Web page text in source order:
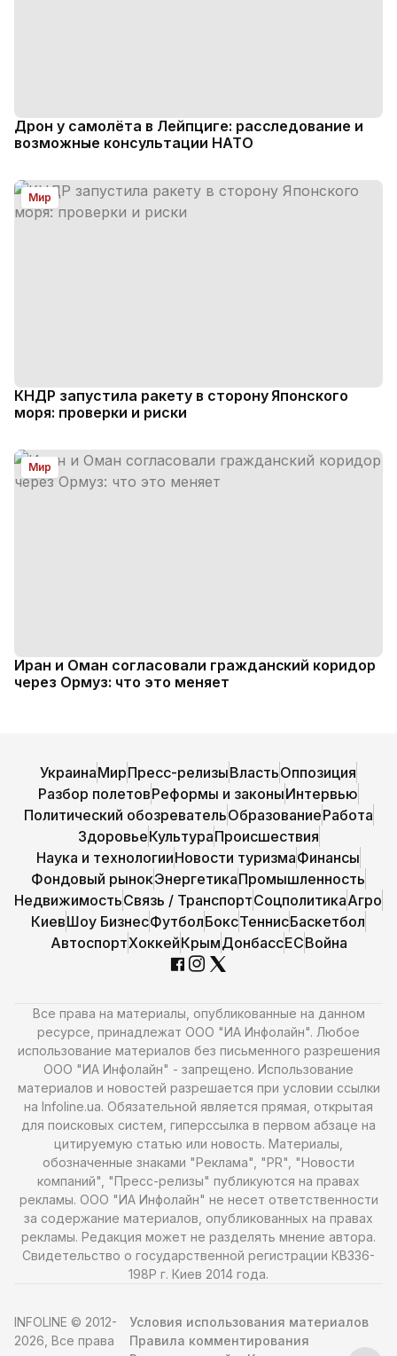
Дрон у самолёта в Лейпциге: расследование и
возможные консультации НАТО
Мир
КНДР запустила ракету в сторону Японского
моря: проверки и риски
Мир
Иран и Оман согласовали гражданский коридор
через Ормуз: что это меняет
УкраинаМирПресс-релизыВластьОппозиция
Разбор полетовРеформы и законыИнтервью
Политический обозревательОбразованиеРабота
ЗдоровьеКультураПроисшествия
Наука и технологииНовости туризмаФинансы
Фондовый рынокЭнергетикаПромышленность
НедвижимостьСвязь / ТранспортСоцполитикаАгро
КиевШоу БизнесФутболБоксТеннисБаскетбол
АвтоспортХоккейКрымДонбассЕСВойна
Все права на материалы, опубликованные на данном
ресурсе, принадлежат ООО "ИА Инфолайн". Любое
использование материалов без письменного разрешения
ООО "ИА Инфолайн" - запрещено. Использование
материалов и новостей разрешается при условии ссылки
на Infoline.ua. Обязательной является прямая, открытая
для поисковых систем, гиперссылка в первом абзаце на
цитируемую статью или новость. Материалы,
обозначенные знаками "Реклама", "PR", "Новости
компаний", "Пресс-релизы" публикуются на правах
рекламы. ООО "ИА Инфолайн" не несет ответственности
за содержание материалов, опубликованных на правах
рекламы. Редакция может не разделять мнение автора.
Свидетельство о государственной регистрации КВ336-
198Р г. Киев 2014 года.
INFOLINE © 2012-
2026, Все права
Условия использования материалов
Правила комментирования